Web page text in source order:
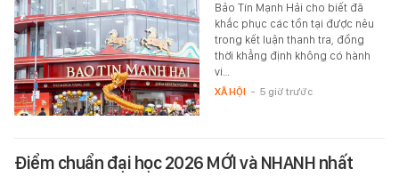
Bảo Tín Mạnh Hải cho biết đã
khắc phục các tồn tại được nêu
trong kết luận thanh tra, đồng
thời khẳng định không có hành
vi…
XÃ HỘI - 5 giờ trước
Điểm chuẩn đại học 2026 MỚI và NHANH nhất